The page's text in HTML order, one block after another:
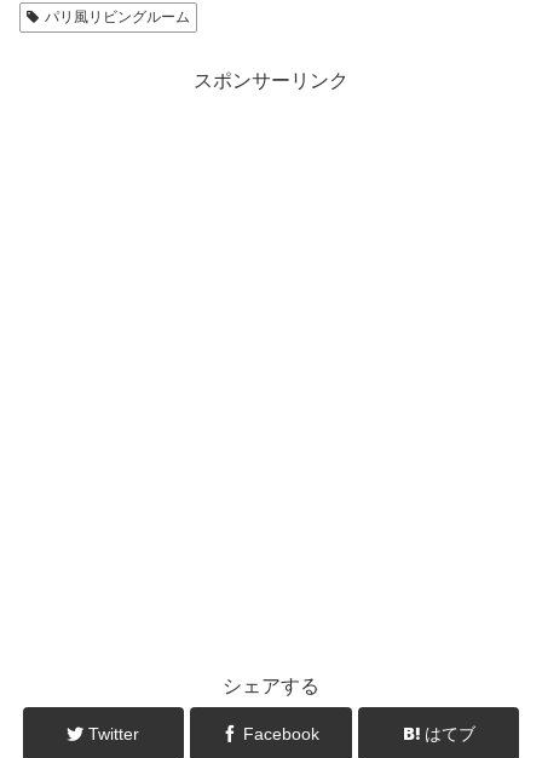
パリ風リビングルーム
スポンサーリンク
シェアする
Twitter Facebook はてブ